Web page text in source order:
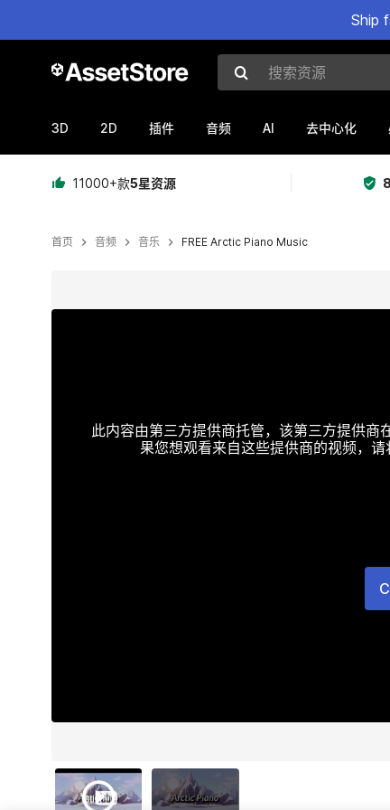
Ship
搜索资源
3D 2D 插件 音频 AI 去中心化
11000+款5星资源
首页 音频 音乐 FREE Arctic Piano Music
此内容由第三方提供商托管，该第三方提供
果您想观看来自这些提供商的视频，请